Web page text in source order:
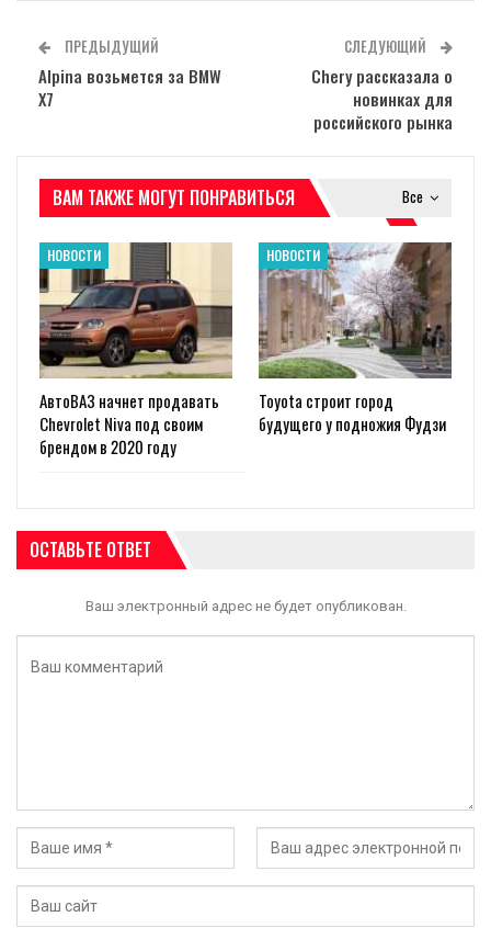
ПРЕДЫДУЩИЙ
Alpina возьмется за BMW
X7
СЛЕДУЮЩИЙ
Chery рассказала о
новинках для
российского рынка
Все
ВАМ ТАКЖЕ МОГУТ ПОНРАВИТЬСЯ
НОВОСТИ
АвтоВАЗ начнет продавать
Chevrolet Niva под своим
брендом в 2020 году
НОВОСТИ
Toyota строит город
будущего у подножия Фудзи
ОСТАВЬТЕ ОТВЕТ
Ваш электронный адрес не будет опубликован.